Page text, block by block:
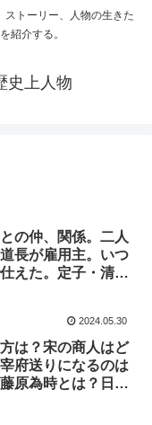
ストーリー、人物の生きた
紹介する。
史上人物
の仲、関係。二人
長が雇用主。いつ
えた。定子・清少
2024.05.30
は？宋の商人はど
府送りになるのは
原為時とは？日本